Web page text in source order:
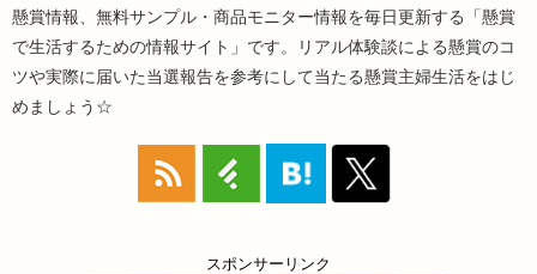
懸賞情報、無料サンプル・商品モニター情報を毎日更新する「懸賞
で生活するための情報サイト」です。リアル体験談による懸賞のコ
ツや実際に届いた当選報告を参考にして当たる懸賞主婦生活をはじ
めましょう☆
スポンサーリンク